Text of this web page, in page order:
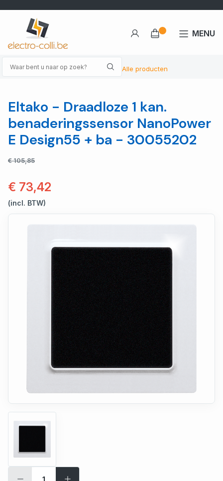
Alle producten
MENU
Eltako - Draadloze 1 kan.
benaderingssensor NanoPower
E Design55 + ba - 30055202
€ 105,85
€ 73,42
(incl. BTW)